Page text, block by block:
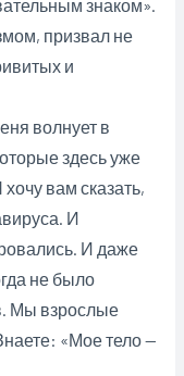
знаком».
призвал не
и
волнует в
здесь уже
вам сказать,
И
И даже
не было
Мы взрослые
«Мое тело —